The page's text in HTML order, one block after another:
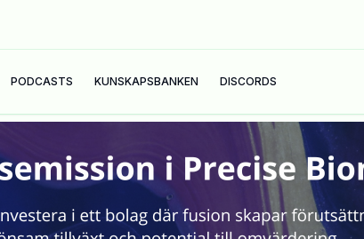
PODCASTS KUNSKAPSBANKEN DISCORDS